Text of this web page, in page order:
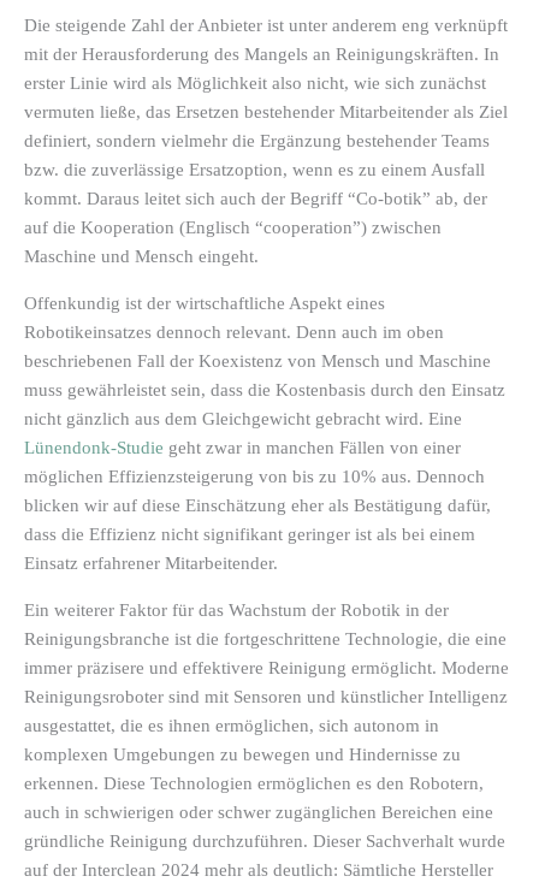
Die steigende Zahl der Anbieter ist unter anderem eng verknüpft
mit der Herausforderung des Mangels an Reinigungskräften. In
erster Linie wird als Möglichkeit also nicht, wie sich zunächst
vermuten ließe, das Ersetzen bestehender Mitarbeitender als Ziel
definiert, sondern vielmehr die Ergänzung bestehender Teams
bzw. die zuverlässige Ersatzoption, wenn es zu einem Ausfall
kommt. Daraus leitet sich auch der Begriff “Co-botik” ab, der
auf die Kooperation (Englisch “cooperation”) zwischen
Maschine und Mensch eingeht.
Offenkundig ist der wirtschaftliche Aspekt eines
Robotikeinsatzes dennoch relevant. Denn auch im oben
beschriebenen Fall der Koexistenz von Mensch und Maschine
muss gewährleistet sein, dass die Kostenbasis durch den Einsatz
nicht gänzlich aus dem Gleichgewicht gebracht wird. Eine
Lünendonk-Studie geht zwar in manchen Fällen von einer
möglichen Effizienzsteigerung von bis zu 10% aus. Dennoch
blicken wir auf diese Einschätzung eher als Bestätigung dafür,
dass die Effizienz nicht signifikant geringer ist als bei einem
Einsatz erfahrener Mitarbeitender.
Ein weiterer Faktor für das Wachstum der Robotik in der
Reinigungsbranche ist die fortgeschrittene Technologie, die eine
immer präzisere und effektivere Reinigung ermöglicht. Moderne
Reinigungsroboter sind mit Sensoren und künstlicher Intelligenz
ausgestattet, die es ihnen ermöglichen, sich autonom in
komplexen Umgebungen zu bewegen und Hindernisse zu
erkennen. Diese Technologien ermöglichen es den Robotern,
auch in schwierigen oder schwer zugänglichen Bereichen eine
gründliche Reinigung durchzuführen. Dieser Sachverhalt wurde
auf der Interclean 2024 mehr als deutlich: Sämtliche Hersteller